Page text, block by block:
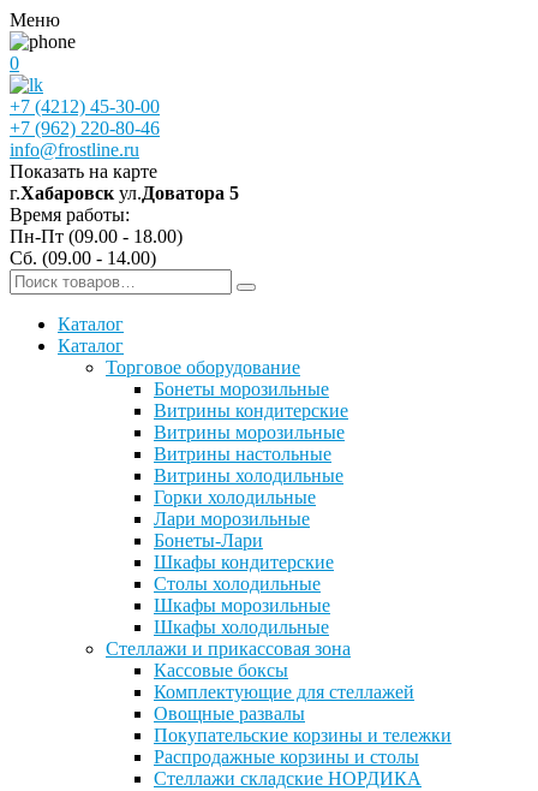
Меню
0
+7 (4212) 45-30-00
+7 (962) 220-80-46
info@frostline.ru
Показать на карте
г.Хабаровск ул.Доватора 5
Время работы:
Пн-Пт (09.00 - 18.00)
Сб. (09.00 - 14.00)
Каталог
Каталог
Торговое оборудование
Бонеты морозильные
Витрины кондитерские
Витрины морозильные
Витрины настольные
Витрины холодильные
Горки холодильные
Лари морозильные
Бонеты-Лари
Шкафы кондитерские
Столы холодильные
Шкафы морозильные
Шкафы холодильные
Стеллажи и прикассовая зона
Кассовые боксы
Комплектующие для стеллажей
Овощные развалы
Покупательские корзины и тележки
Распродажные корзины и столы
Стеллажи складские НОРДИКА